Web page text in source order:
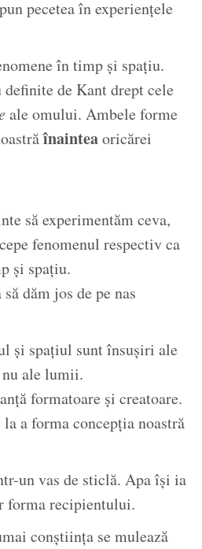
pecetea în experiențele
în timp și spațiu.
de Kant drept cele
ale omului. Ambele forme
înainteaoricărei
să experimentăm ceva,
fenomenul respectiv ca
și spațiu.
dăm jos de pe nas
și spațiul sunt însușiri ale
ale lumii.
formatoare și creatoare.
a forma concepția noastră
un vas de sticlă. Apa își ia
forma recipientului.
conștiința se mulează